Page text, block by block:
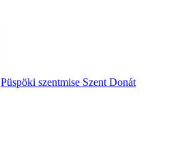
Püspöki szentmise Szent Donát